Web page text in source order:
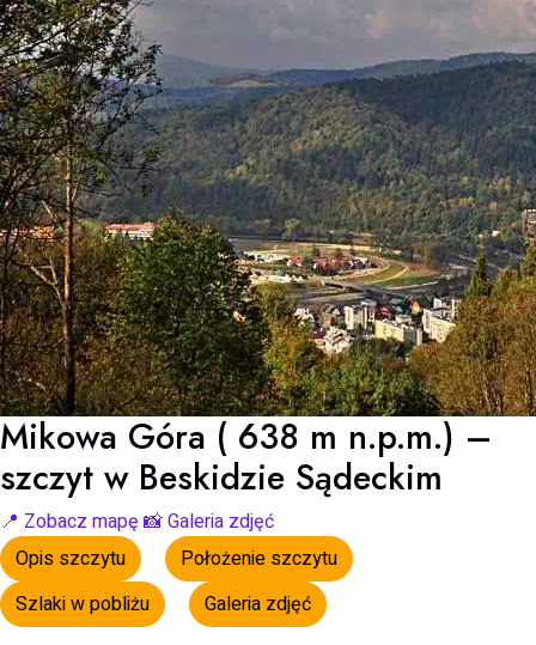
Mikowa Góra ( 638 m n.p.m.) –
szczyt w Beskidzie Sądeckim
📍 Zobacz mapę 📸 Galeria zdjęć
Opis szczytu
Położenie szczytu
Szlaki w pobliżu
Galeria zdjęć